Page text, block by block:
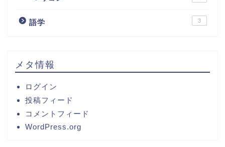
語学 3
メタ情報
ログイン
投稿フィード
コメントフィード
WordPress.org